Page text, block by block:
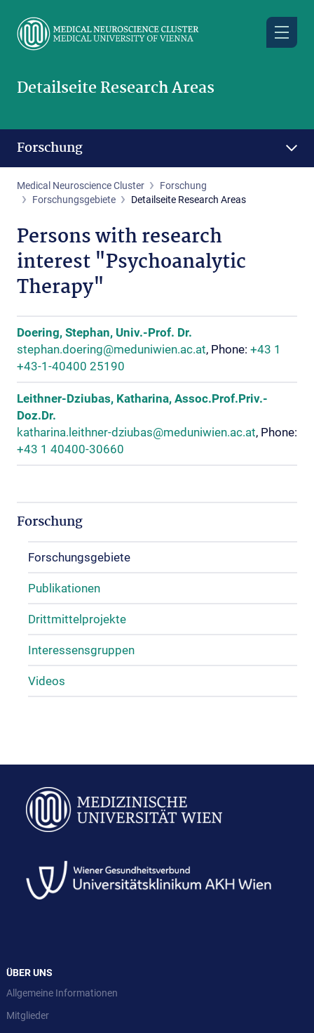
main
Detailseite Research Areas
Forschung
Medical Neuroscience Cluster
Forschung
Forschungsgebiete
Detailseite Research Areas
Persons with research
interest "Psychoanalytic
Therapy"
Doering, Stephan, Univ.-Prof. Dr.
stephan.doering@meduniwien.ac.at, Phone: +43 1
+43-1-40400 25190
Leithner-Dziubas, Katharina, Assoc.Prof.Priv.-
Doz.Dr.
katharina.leithner-dziubas@meduniwien.ac.at, Phone:
+43 1 40400-30660
Forschung
Forschungsgebiete
Publikationen
Drittmittelprojekte
Interessensgruppen
Videos
ÜBER UNS
Allgemeine Informationen
Mitglieder